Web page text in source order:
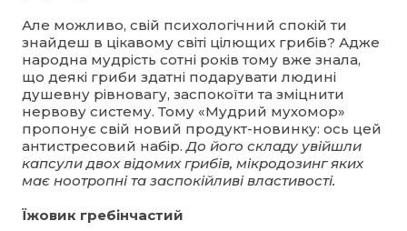
Але можливо, свій психологічний спокій ти
знайдеш в цікавому світі цілющих грибів? Адже
народна мудрість сотні років тому вже знала,
що деякі гриби здатні подарувати людині
душевну рівновагу, заспокоїти та зміцнити
нервову систему. Тому «Мудрий мухомор»
пропонує свій новий продукт-новинку: ось цей
антистресовий набір. До його складу увійшли
капсули двох відомих грибів, мікродозинг яких
має ноотропні та заспокійливі властивості.
Їжовик гребінчастий